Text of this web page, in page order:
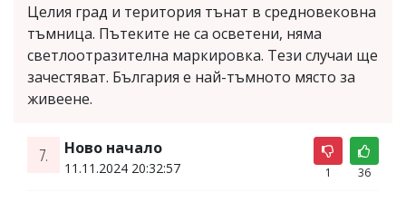
Целия град и територия тънат в средновековна
тъмница. Пътеките не са осветени, няма
светлоотразителна маркировка. Тези случаи ще
зачестяват. България е най-тъмното място за
живеене.
7. Ново начало
11.11.2024 20:32:57 1 36